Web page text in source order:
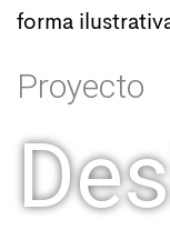
forma
Proyecto